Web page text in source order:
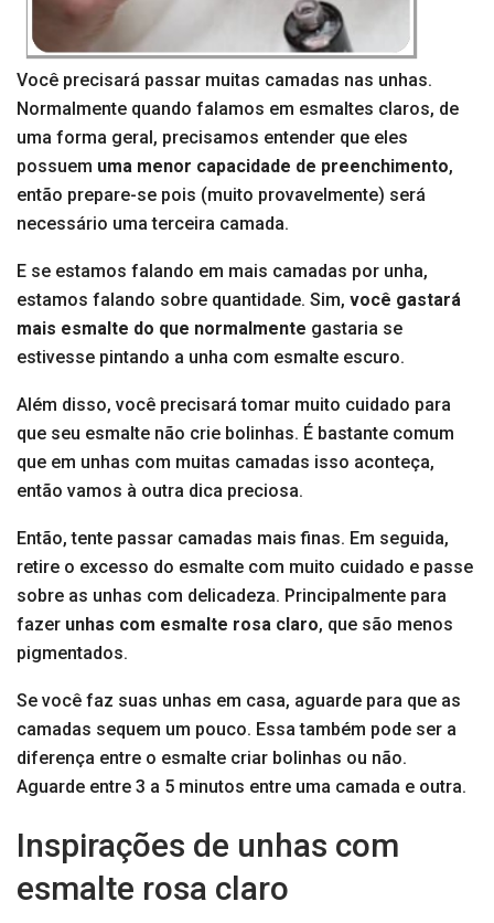
Você precisará passar muitas camadas nas unhas.
Normalmente quando falamos em esmaltes claros, de
uma forma geral, precisamos entender que eles
possuem uma menor capacidade de preenchimento,
então prepare-se pois (muito provavelmente) será
necessário uma terceira camada.
E se estamos falando em mais camadas por unha,
estamos falando sobre quantidade. Sim, você gastará
mais esmalte do que normalmente gastaria se
estivesse pintando a unha com esmalte escuro.
Além disso, você precisará tomar muito cuidado para
que seu esmalte não crie bolinhas. É bastante comum
que em unhas com muitas camadas isso aconteça,
então vamos à outra dica preciosa.
Então, tente passar camadas mais finas. Em seguida,
retire o excesso do esmalte com muito cuidado e passe
sobre as unhas com delicadeza. Principalmente para
fazer unhas com esmalte rosa claro, que são menos
pigmentados.
Se você faz suas unhas em casa, aguarde para que as
camadas sequem um pouco. Essa também pode ser a
diferença entre o esmalte criar bolinhas ou não.
Aguarde entre 3 a 5 minutos entre uma camada e outra.
Inspirações de unhas com
esmalte rosa claro